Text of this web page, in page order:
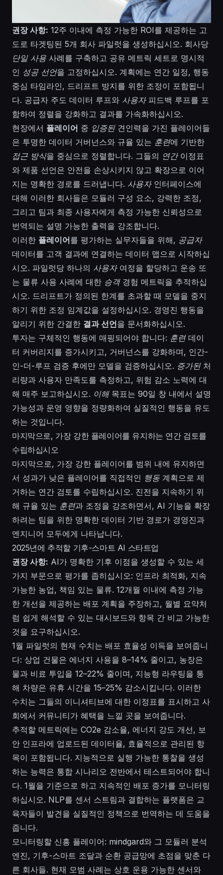
권장 사항: 12주 이내에 측정 가능한 ROI를 제공하는 고
도로 타겟팅된 5개 회사 파일럿을 생성하십시오. 회사당
단일 사용 사례를 구축하고 공유 메트릭 세트로 명시적
인 성공 선언을 고정하십시오. 계획에는 연간 일정, 행동
중심 타임라인, 드리프트 방지를 위한 조정이 포함됩니
다. 공급자 주도 데이터 루프와 사용자피드백 루프를 포
함하여 정렬을 강화하고 결과를 가속화하십시오.
현장에서 플레이어 중 입증된견인력을 가진 플레이어들
은 투명한 데이터 거버넌스와 규율 있는 훈련에 기반한
접근 방식을 중심으로 정렬합니다. 그들의 연간이정표
와 제품 선언은 안전을 손상시키지 않고 확장으로 이어
지는 명확한 경로를 드러냅니다. 사용자인터페이스에
대해 이러한 회사들은 모듈러 구성 요소, 강력한 조정,
그리고 팀과 최종 사용자에게 측정 가능한 신뢰성으로
번역되는 설명 가능한 출력을 강조합니다.
이러한 플레이어를 평가하는 실무자들을 위해, 공급자
데이터를 고객 결과에 연결하는 데이터 맵으로 시작하십
시오. 파일럿당 하나의 사용자여정을 할당하고 운송 또
는 물류 사용 사례에 대한 승객경험 메트릭을 추적하십
시오. 드리프트가 정의된 한계를 초과할 때 모델을 중지
하기 위한 조정 임계값을 설정하십시오. 경영진 행동을
알리기 위한 간결한 결과 선언을 문서화하십시오.
투자는 구체적인 행동에 매핑되어야 합니다: 훈련데이
터 커버리지를 증가시키고, 거버넌스를 강화하며, 인간-
인-더-루프 검증 후에만 모델을 검증하십시오. 증가된처
리량과 사용자 만족도를 측정하고, 위험 감소 노력에 대
해 매주 보고하십시오. 이해목표는 90일 창 내에서 설명
가능성과 운영 영향을 정량화하여 실질적인 행동을 유도
하는 것입니다.
마지막으로, 가장 강한 플레이어를 유지하는 연간 검토를
수립하십시오
마지막으로, 가장 강한 플레이어를 범위 내에 유지하면
서 성과가 낮은 플레이어를 직접적인 행동 계획으로 제
거하는 연간 검토를 수립하십시오. 진전을 지속하기 위
해 규율 있는 훈련과 조정을 강조하면서, AI 기능을 확장
하려는 팀을 위한 명확한 데이터 기반 경로가 경영진과
엔지니어 모두에게 나타납니다.
2025년에 추적할 기후-스마트 AI 스타트업
권장 사항: AI가 명확한 기후 이점을 생성할 수 있는 세
가지 부문으로 평가를 좁히십시오: 인프라 최적화, 지속
가능한 농업, 책임 있는 물류. 12개월 이내에 측정 가능
한 개선을 제공하는 배포 계획을 주장하고, 월별 요약처
럼 쉽게 해석할 수 있는 대시보드와 항목 간 비교 가능한
것을 요구하십시오.
1월 파일럿의 현재 수치는 배포 효율성 이득을 보여줍니
다: 상업 건물은 에너지 사용을 8–14% 줄이고, 농장은
물과 비료 투입을 12–22% 줄이며, 지능형 라우팅을 통
해 차량은 유휴 시간을 15–25% 감소시킵니다. 이러한
수치는 그들의 이니셔티브에 대한 이정표를 표시하고 사
회에서 커뮤니티가 혜택을 느낄 곳을 보여줍니다.
추적할 메트릭에는 CO2e 감소율, 에너지 강도 개선, 보
안 인프라에 업로드된 데이터율, 효율적으로 관리된 항
목이 포함됩니다. 지능적으로 실행 가능한 통찰을 생성
하는 능력은 통합 시나리오 전반에서 테스트되어야 합니
다. 1월을 기준으로 하고 지속적인 배포 증가를 모니터링
하십시오. NLP를 센서 스트림과 결합하는 플랫폼은 교
육자들이 발견을 실질적인 정책으로 번역하는 데 도움을
줍니다.
모니터링할 신흥 플레이어: mindgard와 그 모듈러 분석
엔진, 기후-스마트 조달과 순환 공급망에 초점을 맞춘 다
른 회사들. 현재 모범 사례는 상호 운용 가능한 센서와